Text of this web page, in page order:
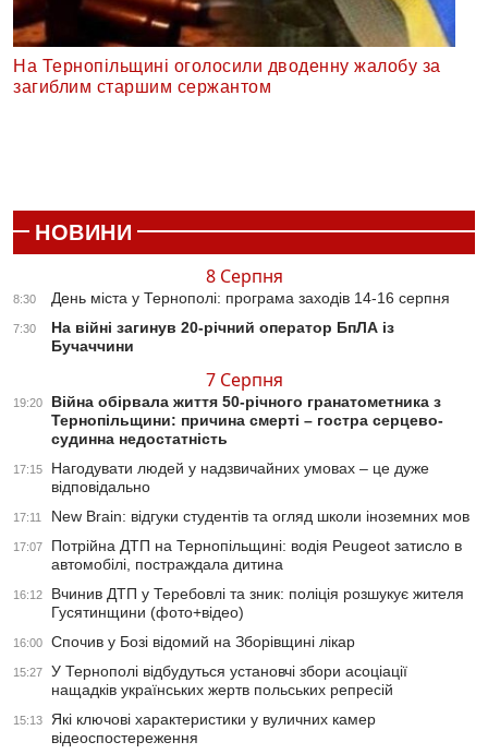
На Тернопільщині оголосили дводенну жалобу за
загиблим старшим сержантом
НОВИНИ
8 Серпня
8:30 День міста у Тернополі: програма заходів 14-16 серпня
7:30
На війні загинув 20-річний оператор БпЛА із
Бучаччини
7 Серпня
19:20
Війна обірвала життя 50-річного гранатометника з
Тернопільщини: причина смерті – гостра серцево-
судинна недостатність
17:15
Нагодувати людей у надзвичайних умовах – це дуже
відповідально
17:11 New Brain: відгуки студентів та огляд школи іноземних мов
17:07
Потрійна ДТП на Тернопільщині: водія Peugeot затисло в
автомобілі, постраждала дитина
16:12
Вчинив ДТП у Теребовлі та зник: поліція розшукує жителя
Гусятинщини (фото+відео)
16:00 Спочив у Бозі відомий на Зборівщині лікар
15:27
У Тернополі відбудуться установчі збори асоціації
нащадків українських жертв польських репресій
15:13
Які ключові характеристики у вуличних камер
відеоспостереження